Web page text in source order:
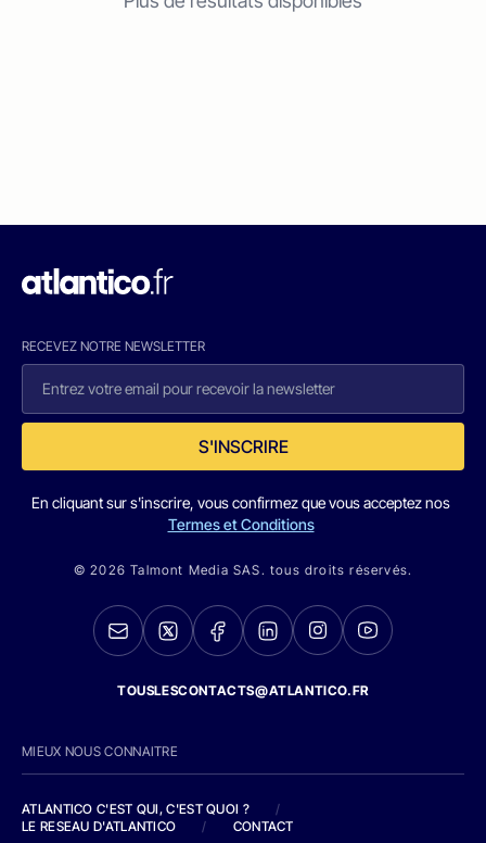
RECEVEZ NOTRE NEWSLETTER
S'INSCRIRE
En cliquant sur s'inscrire, vous confirmez que vous acceptez nos
Termes et Conditions
© 2026 Talmont Media SAS. tous droits réservés.
TOUSLESCONTACTS@ATLANTICO.FR
MIEUX NOUS CONNAITRE
ATLANTICO C'EST QUI, C'EST QUOI ?
/
LE RESEAU D'ATLANTICO
/ CONTACT